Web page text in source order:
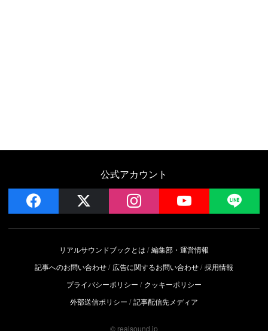
公式アカウント
facebook instagram YouTube
リアルサウンドブックとは
編集部・運営情報
記事へのお問い合わせ
広告に関するお問い合わせ 採用情報
プライバシーポリシー
クッキーポリシー
外部送信ポリシー
記事配信先メディア
© realsound.jp